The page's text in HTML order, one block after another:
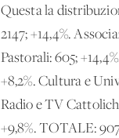
Questa la
2147; +14,4%.
Pastorali: 605;
+8,2%. Cultura e
Radio e TV
+9,8%. TOTALE: